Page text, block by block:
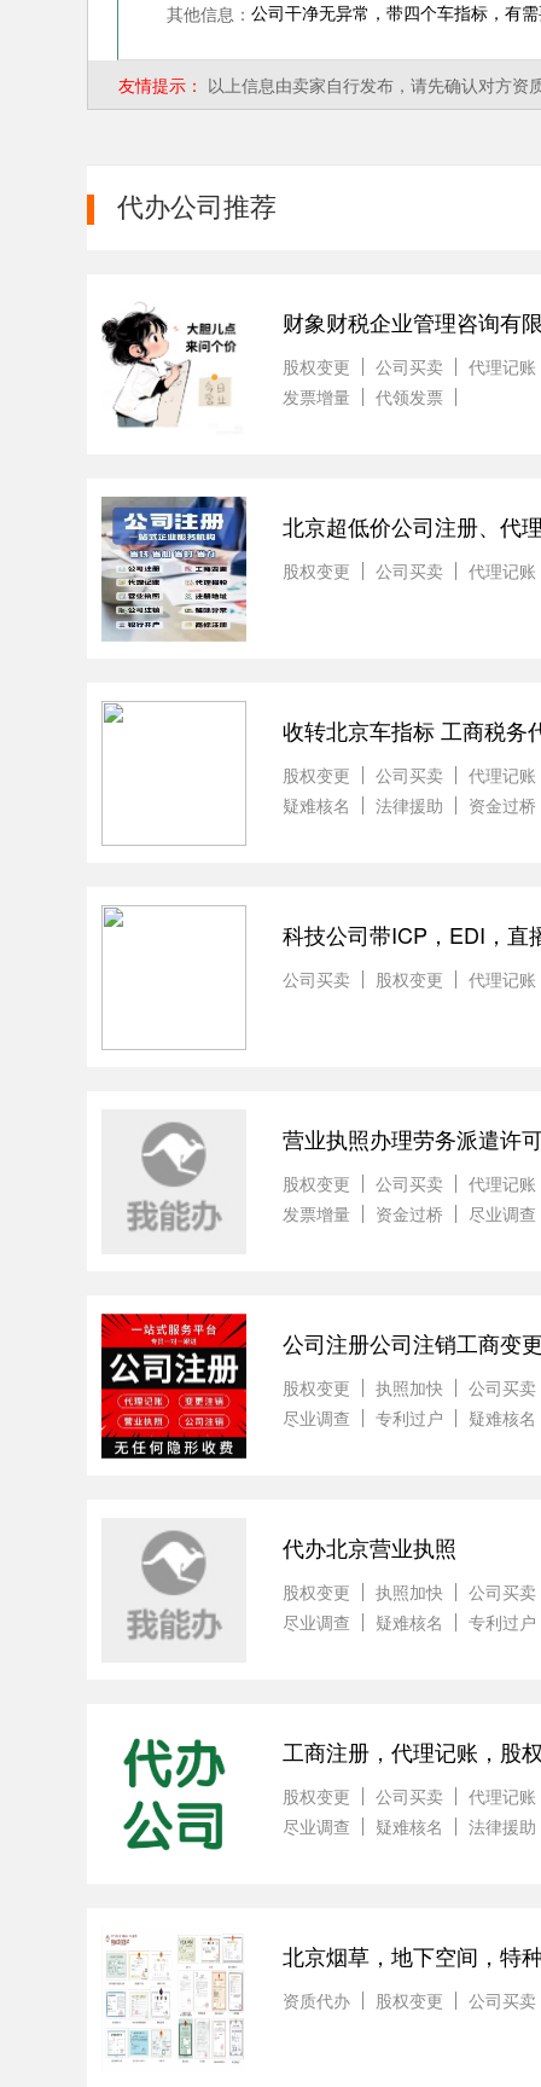
其他信息： 公司干净无异常，带四个车指标，有
友情提示： 以上信息由卖家自行发布，请先确认对方资
代办公司推荐
财象财税企业管理咨询有
股权变更 公司买卖
代理记账
发票增量
代领发票
北京超低价公司注册、代
股权变更 公司买卖 代理记账
收转北京车指标 工商税务
股权变更 公司买卖
代理记账
疑难核名
法律援助 资金过桥
科技公司带ICP，EDI，直
公司买卖 股权变更 代理记账
营业执照办理劳务派遣许
股权变更 公司买卖
代理记账
发票增量
资金过桥 尽业调查
公司注册公司注销工商变
股权变更 执照加快
公司买卖
尽业调查
专利过户 疑难核名
代办北京营业执照
股权变更 执照加快
公司买卖
尽业调查
疑难核名 专利过户
工商注册，代理记账，股
股权变更 公司买卖
代理记账
尽业调查
疑难核名 法律援助
北京烟草，地下空间，特
资质代办 股权变更 公司买卖